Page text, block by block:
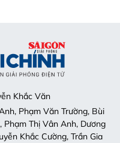
Khắc Văn
Phạm Văn Trường, Bùi
Phạm Thị Vân Anh, Dương
Khắc Cường, Trần Gia